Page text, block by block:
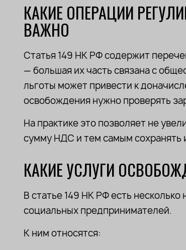
КАКИЕ ОПЕРАЦИИ
ВАЖНО
Статья 149 НК РФ содержит
— большая их часть связана с
льготы может привести к
освобождения нужно проверять
На практике это позволяет не
сумму НДС и тем самым сохранять
КАКИЕ УСЛУГИ
В статье 149 НК РФ есть
социальных предпринимателей.
К ним относятся: